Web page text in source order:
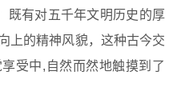
既有对五千年文明历史的厚
上的精神风貌，这种古今交
受中,自然而然地触摸到了